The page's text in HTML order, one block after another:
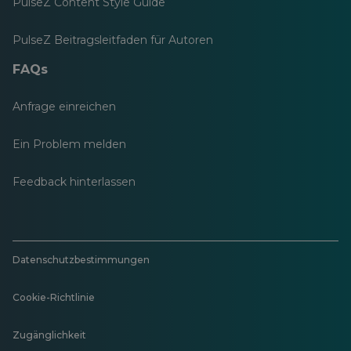
PulseZ Beitragsleitfaden für Autoren
FAQs
Anfrage einreichen
Ein Problem melden
Feedback hinterlassen
Datenschutzbestimmungen
Cookie-Richtlinie
Zugänglichkeit